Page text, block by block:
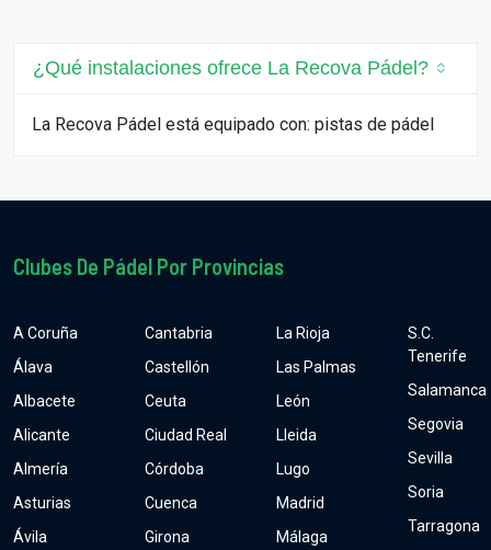
¿Qué instalaciones ofrece La Recova Pádel?
La Recova Pádel está equipado con: pistas de pádel
Clubes De Pádel Por Provincias
A Coruña
Álava
Albacete
Alicante
Almería
Asturias
Ávila
Cantabria
Castellón
Ceuta
Ciudad Real
Córdoba
Cuenca
Girona
La Rioja
Las Palmas
León
Lleida
Lugo
Madrid
Málaga
S.C.
Tenerife
Salamanca
Segovia
Sevilla
Soria
Tarragona